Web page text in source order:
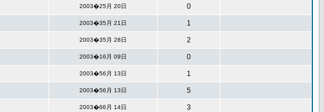
2003�25月 20日 0
2003�35月 21日 1
2003�35月 28日 2
2003�16月 09日 0
2003�56月 13日 1
2003�56月 13日 5
2003�66月 14日 3